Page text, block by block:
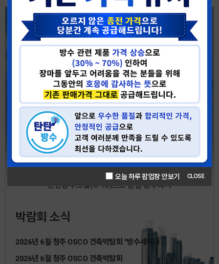
콘크리트 옥상 바닥 방수하기
탄탄방수크림(C-75)으로 균열 방수하기
박람회 소식
2026년 6월 청주 OSCO 건축박람회 "방수세미나 …
2026년 6월 청주 OSCO 건축박람회
오늘 하루 팝업창 안보기 CLOSE